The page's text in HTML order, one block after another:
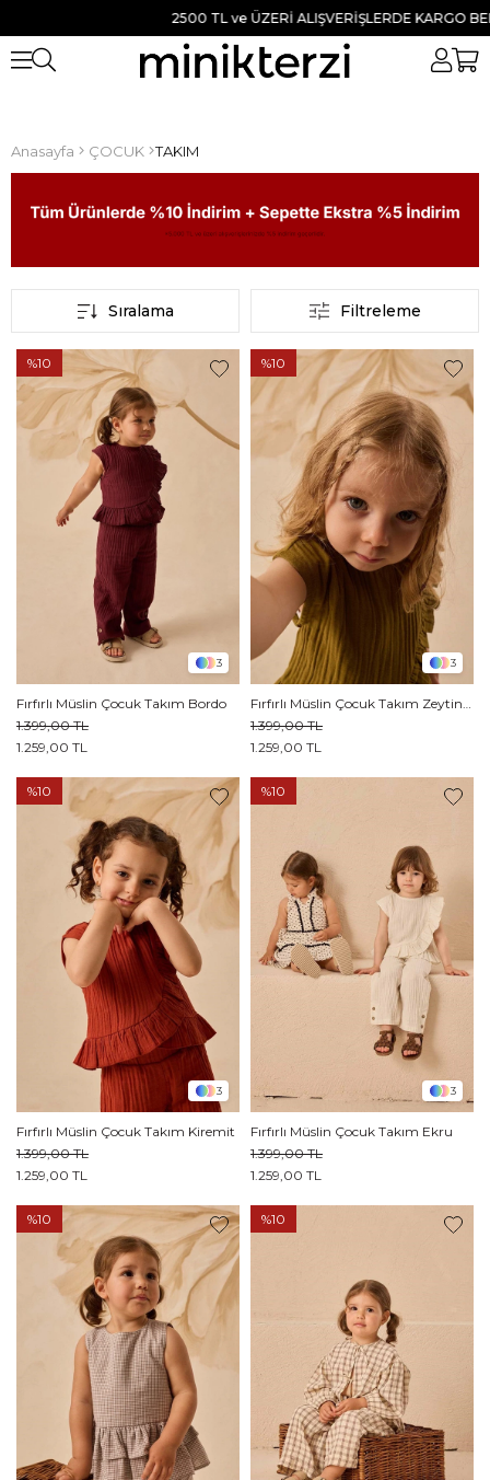
2500 TL ve ÜZERİ ALIŞVERİŞLERDE KARGO BEDAVA ●
Anasayfa ÇOCUK TAKIM
Filtreleme
Sıralama
3
Fırfırlı Müslin Çocuk Takım Bordo
1.259,00 TL
1.399,00 TL
%10
3
1.259,00 TL
1.399,00 TL
%10
3
Fırfırlı Müslin Çocuk Takım Kiremit
1.259,00 TL
1.399,00 TL
%10
3
Fırfırlı Müslin Çocuk Takım Ekru
1.259,00 TL
1.399,00 TL
%10
%10 %10